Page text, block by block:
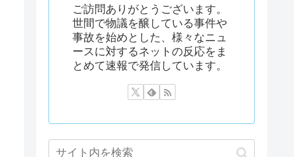
ご訪問ありがとうございます。
世間で物議を醸している事件や
事故を始めとした、様々なニュ
ースに対するネットの反応をま
とめて速報で発信しています。